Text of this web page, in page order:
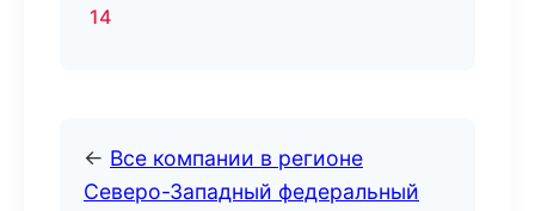
14
← Все компании в регионе
Северо-Западный федеральный